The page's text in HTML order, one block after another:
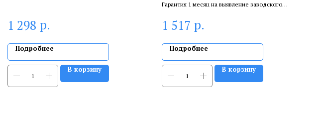
1 298 р.
Подробнее
В корзину
Гарантия 1 месяц на выявление заводского
сертифицированный специалист.
1 517 р.
Подробнее
В корзину